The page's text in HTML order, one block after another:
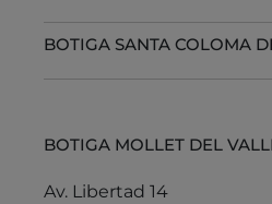
BOTIGA SANTA COLOMA
BOTIGA MOLLET DEL
Av. Libertad 14